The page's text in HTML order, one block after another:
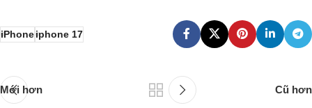
iPhoneiphone 17
Mới hơn Cũ hơn